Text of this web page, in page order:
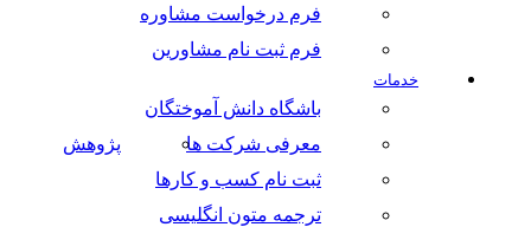
فرم درخواست مشاوره
فرم ثبت نام مشاورین
خدمات
باشگاه دانش آموختگان
معرفی شرکت ها
پژوهش
ثبت نام کسب و کارها
ترجمه متون انگلیسی